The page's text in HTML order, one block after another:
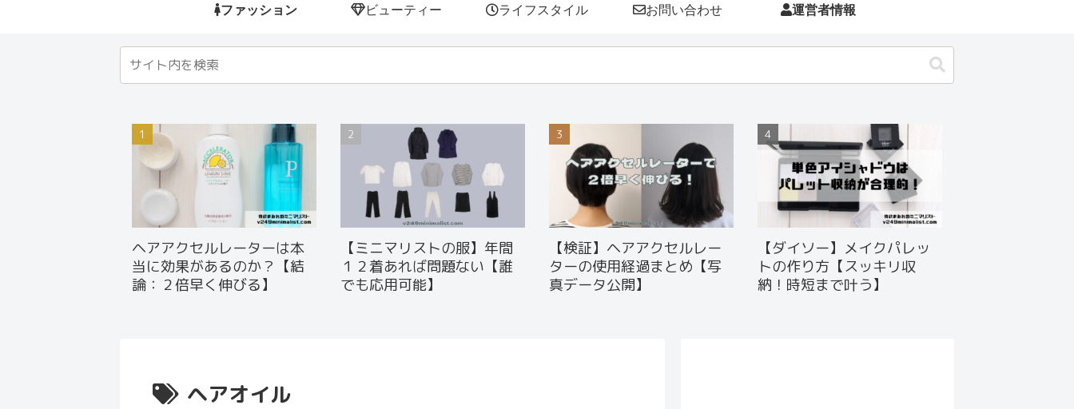
ファッション ビューティー ライフスタイル お問い合わせ 運営者情報
ヘアアクセルレーターは本
当に効果があるのか？【結
論：２倍早く伸びる】
【ミニマリストの服】年間
１２着あれば問題ない【誰
でも応用可能】
【検証】ヘアアクセルレー
ターの使用経過まとめ【写
真データ公開】
【ダイソー】メイクパレッ
トの作り方【スッキリ収
納！時短まで叶う】
ヘアオイル